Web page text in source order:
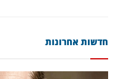
חדשות אחרונות